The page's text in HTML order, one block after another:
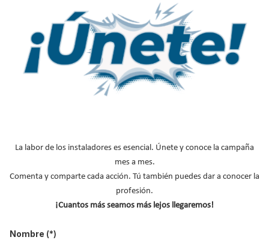
Cómo es la mujer en el sector de
las instalaciones bajo el prisma
de CNI
La labor de los instaladores es esencial. Únete y conoce la campaña
mes a mes.
Comenta y comparte cada acción. Tú también puedes dar a conocer la
profesión.
¡Cuantos más seamos más lejos llegaremos!
Nombre (*)